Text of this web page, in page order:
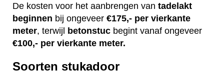
De kosten voor het aanbrengen van tadelakt
beginnen bij ongeveer €175,- per vierkante
meter, terwijl betonstuc begint vanaf ongeveer
€100,- per vierkante meter.
Soorten stukadoor